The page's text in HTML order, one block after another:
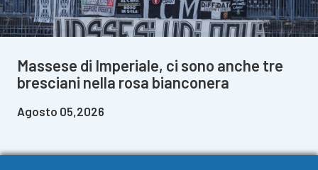
Massese di Imperiale, ci sono anche tre
bresciani nella rosa bianconera
Agosto 05,2026